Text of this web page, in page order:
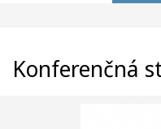
Konferenčná